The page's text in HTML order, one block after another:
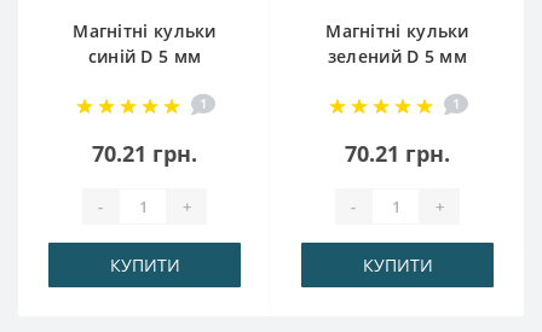
Магнітні кульки
синій D 5 мм
1
70.21 грн.
- +
КУПИТИ
Магнітні кульки
зелений D 5 мм
1
70.21 грн.
- +
КУПИТИ